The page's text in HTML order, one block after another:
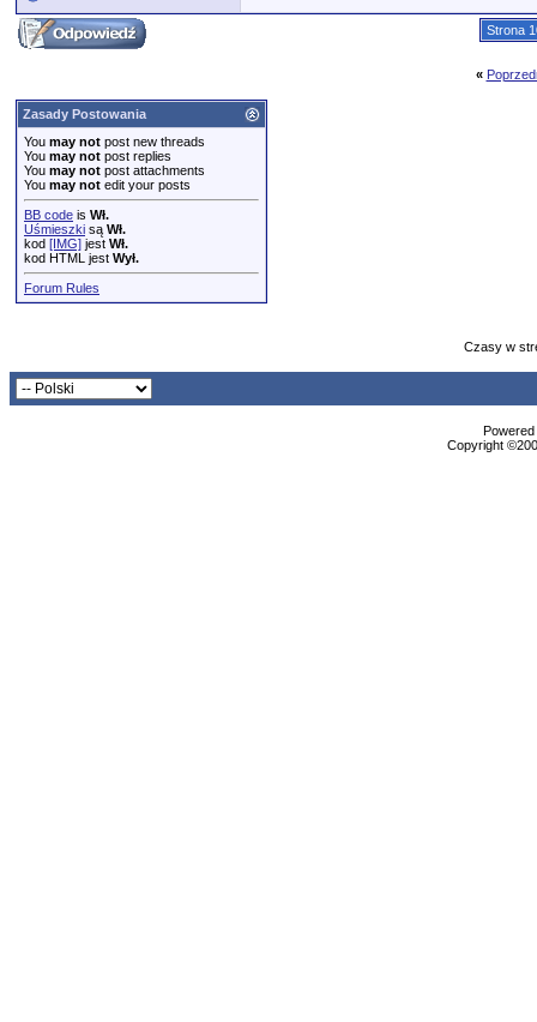
Strona
«
Zasady Postowania
You may not post new threads
You may not post replies
You may not post attachments
You may not edit your posts
BB code is Wł.
Uśmieszki są Wł.
kod [IMG] jest Wł.
kod HTML jest Wył.
Forum Rules
Czasy w
Copyright